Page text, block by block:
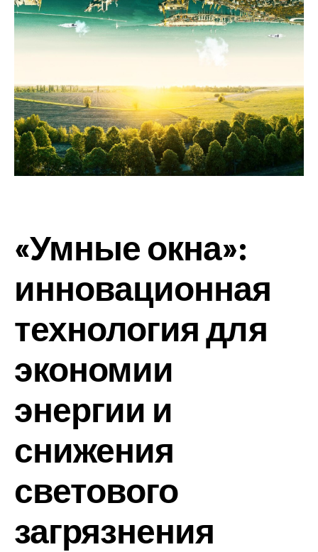
«Умные окна»:
инновационная
технология для
экономии
энергии и
снижения
светового
загрязнения